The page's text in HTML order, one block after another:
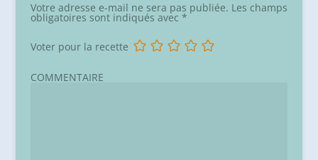
Votre adresse e-mail ne sera pas publiée. Les champs
obligatoires sont indiqués avec *
Voter pour la recette
COMMENTAIRE